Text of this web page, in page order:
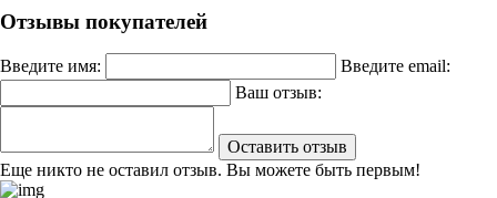
Отзывы покупателей
Введите имя:
Введите email:
Ваш отзыв:
Оставить отзыв
Еще никто не оставил отзыв. Вы можете быть первым!